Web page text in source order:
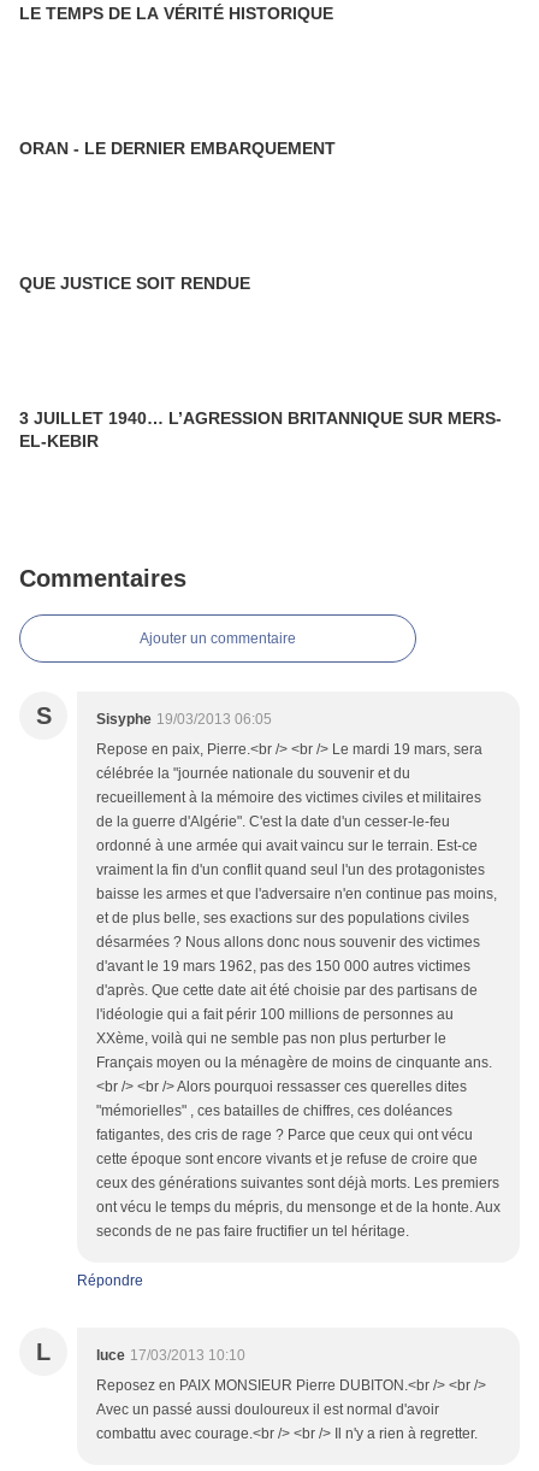
LE TEMPS DE LA VÉRITÉ HISTORIQUE
ORAN - LE DERNIER EMBARQUEMENT
QUE JUSTICE SOIT RENDUE
3 JUILLET 1940… L’AGRESSION BRITANNIQUE SUR MERS-
EL-KEBIR
Commentaires
Ajouter un commentaire
S Sisyphe 19/03/2013 06:05
Repose en paix, Pierre.<br /> <br /> Le mardi 19 mars, sera
célébrée la "journée nationale du souvenir et du
recueillement à la mémoire des victimes civiles et militaires
de la guerre d'Algérie". C'est la date d'un cesser-le-feu
ordonné à une armée qui avait vaincu sur le terrain. Est-ce
vraiment la fin d'un conflit quand seul l'un des protagonistes
baisse les armes et que l'adversaire n'en continue pas moins,
et de plus belle, ses exactions sur des populations civiles
désarmées ? Nous allons donc nous souvenir des victimes
d'avant le 19 mars 1962, pas des 150 000 autres victimes
d'après. Que cette date ait été choisie par des partisans de
l'idéologie qui a fait périr 100 millions de personnes au
XXème, voilà qui ne semble pas non plus perturber le
Français moyen ou la ménagère de moins de cinquante ans.
<br /> <br /> Alors pourquoi ressasser ces querelles dites
"mémorielles" , ces batailles de chiffres, ces doléances
fatigantes, des cris de rage ? Parce que ceux qui ont vécu
cette époque sont encore vivants et je refuse de croire que
ceux des générations suivantes sont déjà morts. Les premiers
ont vécu le temps du mépris, du mensonge et de la honte. Aux
seconds de ne pas faire fructifier un tel héritage.
Répondre
L luce 17/03/2013 10:10
Reposez en PAIX MONSIEUR Pierre DUBITON.<br /> <br />
Avec un passé aussi douloureux il est normal d'avoir
combattu avec courage.<br /> <br /> Il n'y a rien à regretter.